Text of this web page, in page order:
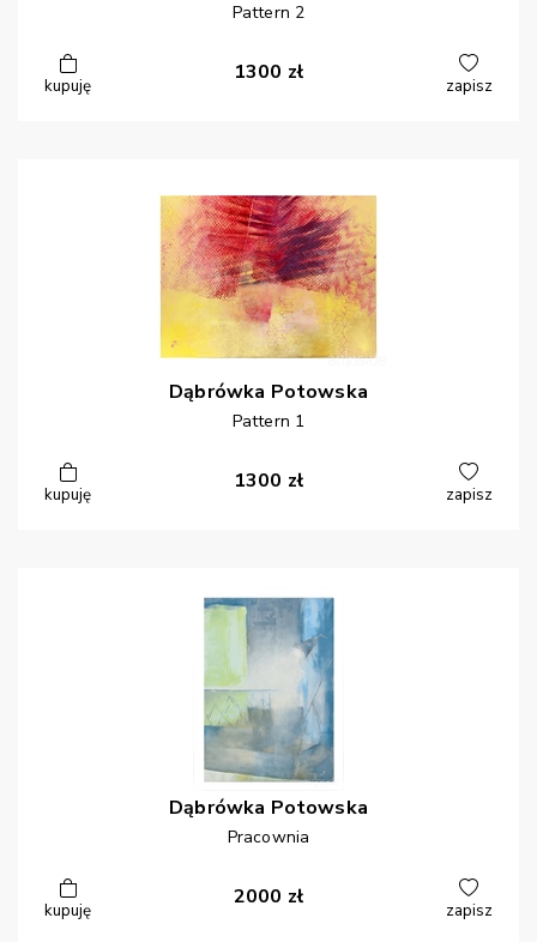
Pattern 2
kupuję
1300 zł
zapisz
Dąbrówka Potowska
Pattern 1
kupuję
1300 zł
zapisz
Dąbrówka Potowska
Pracownia
kupuję
2000 zł
zapisz